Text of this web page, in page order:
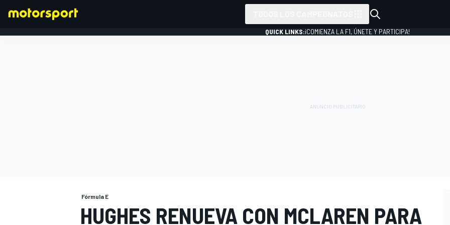
QUICK LINKS:¡COMIENZA LA F1, ÚNETE Y PARTICIPA!
Fórmula E
HUGHES RENUEVA CON MCLAREN PARA